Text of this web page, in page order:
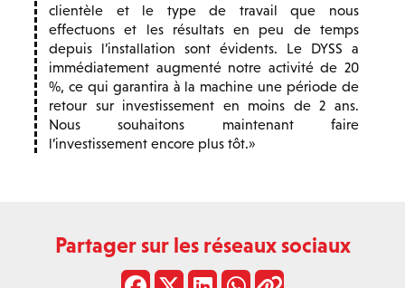
clientèle et le type de travail que nous
effectuons et les résultats en peu de temps
depuis l’installation sont évidents. Le DYSS a
immédiatement augmenté notre activité de 20
%, ce qui garantira à la machine une période de
retour sur investissement en moins de 2 ans.
Nous souhaitons maintenant faire
l’investissement encore plus tôt.
Partager sur les réseaux sociaux